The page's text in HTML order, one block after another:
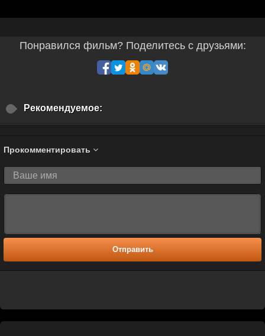
Понравился фильм? Поделитесь с друзьями:
Рекомендуемое:
Прокомментировать
Отправить